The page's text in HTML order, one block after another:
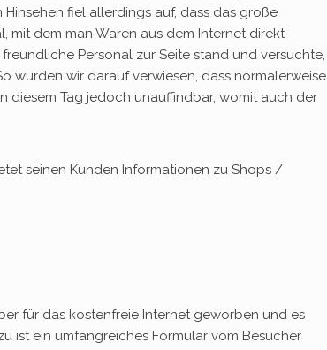
fiel allerdings auf, dass das große
dem man Waren aus dem Internet direkt
Personal zur Seite stand und versuchte,
wurden wir darauf verwiesen, dass normalerweise
diesem Tag jedoch unauffindbar, womit auch der
seinen Kunden Informationen zu Shops /
für das kostenfreie Internet geworben und es
ist ein umfangreiches Formular vom Besucher